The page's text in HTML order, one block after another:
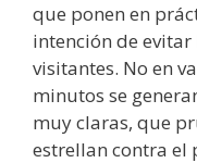
que ponen en
intención de
visitantes. No en
minutos se
muy claras, que
estrellan contra el